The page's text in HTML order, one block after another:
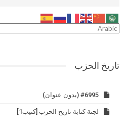
تاريخ الحزب
#6995 (بدون عنوان)
لجنة كتابة تاريخ الحزب [كتيب1]